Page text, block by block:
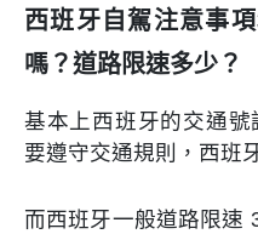
西班牙自駕注意事
嗎？道路限速多少？
基本上西班牙的交通
要遵守交通規則，西班
而西班牙一般道路限速